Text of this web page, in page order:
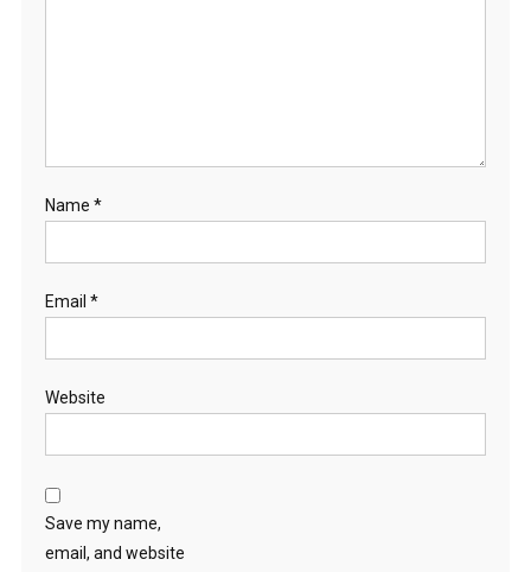
Name *
Email *
Website
Save my name,
email, and website